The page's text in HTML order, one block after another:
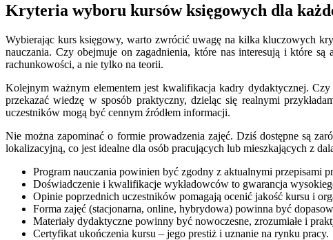
Kryteria wyboru kursów księgowych dla
Wybierając kurs księgowy, warto zwrócić uwagę na kilka kluczowych
nauczania. Czy obejmuje on zagadnienia, które nas interesują i które
rachunkowości, a nie tylko na teorii.
Kolejnym ważnym elementem jest kwalifikacja kadry dydaktycznej.
przekazać wiedzę w sposób praktyczny, dzieląc się realnymi
uczestników mogą być cennym źródłem informacji.
Nie można zapominać o formie prowadzenia zajęć. Dziś dostępne są
lokalizacyjną, co jest idealne dla osób pracujących lub mieszkających z
Program nauczania powinien być zgodny z aktualnymi przepisami
Doświadczenie i kwalifikacje wykładowców to gwarancja
Opinie poprzednich uczestników pomagają ocenić jakość kursu i
Forma zajęć (stacjonarna, online, hybrydowa) powinna być
Materiały dydaktyczne powinny być nowoczesne, zrozumiałe i
Certyfikat ukończenia kursu – jego prestiż i uznanie na rynku pracy.